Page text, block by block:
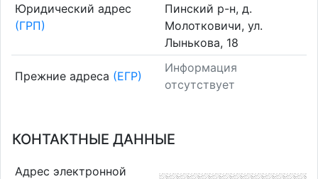
Юридический адрес
(ГРП)
Пинский р-н, д.
Молотковичи, ул.
Лынькова, 18
Прежние адреса (ЕГР)
Информация
отсутствует
КОНТАКТНЫЕ ДАННЫЕ
Адрес электронной